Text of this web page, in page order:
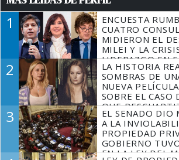
1
ENCUESTA
CUATRO
MIDIERON EL
MILEI Y LA
LIDERAZGO EN
2
LA HISTORIA
SOMBRAS DE
NUEVA
SOBRE EL CASO
QUE
MARIDO
3
EL SENADO DIO
A LA
PROPIEDAD
GOBIERNO
EN LA LEY DEL